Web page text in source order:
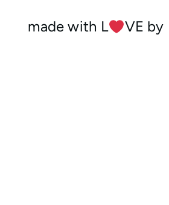
made with L ︎VE by